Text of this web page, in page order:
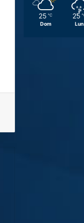
25 ℃
Dom
25
Lun